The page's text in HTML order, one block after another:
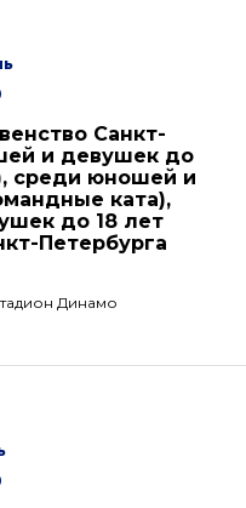
Санкт-
и девушек до
среди юношей и
ката),
до 18 лет
Петербурга
Динамо